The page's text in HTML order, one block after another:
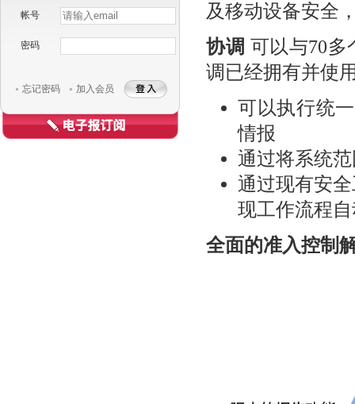
帐号
密码 Password
忘记密码 加入会员
及移动设备安全
协调 可以与70
调已经拥有并使
可以执行统
情报
通过将系统
通过现有安
现工作流程
全面的准入控制